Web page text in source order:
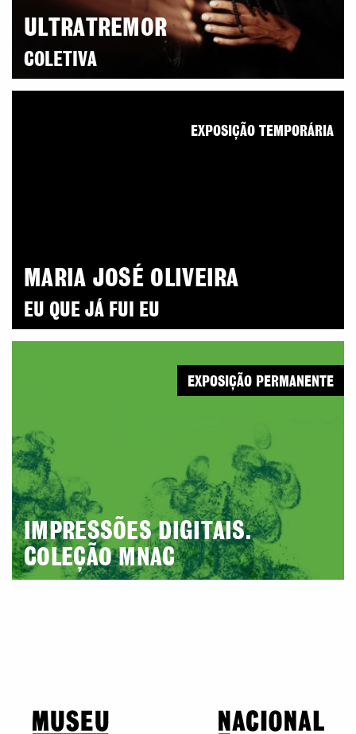
ULTRATREMOR
COLETIVA
MARIA JOSÉ OLIVEIRA
EU QUE JÁ FUI EU
EXPOSIÇÃO TEMPORÁRIA
IMPRESSÕES DIGITAIS.
COLEÇÃO MNAC
EXPOSIÇÃO PERMANENTE